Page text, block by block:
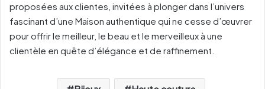
proposées aux clientes, invitées à plonger dans l’univers
fascinant d’une Maison authentique qui ne cesse d’œuvrer
pour offrir le meilleur, le beau et le merveilleux à une
clientèle en quête d’élégance et de raffinement.